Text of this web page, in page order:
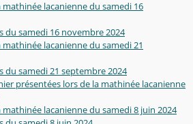
lacanienne du samedi 16
du samedi 16 novembre 2024
lacanienne du samedi 21
du samedi 21 septembre 2024
présentées lors de la mathinée lacanienne
lacanienne du samedi 8 juin 2024